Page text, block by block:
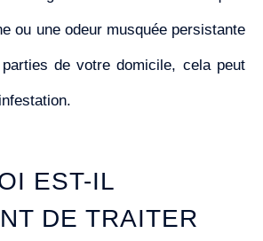
ou une odeur musquée persistante
de votre domicile, cela peut
EST-IL
DE TRAITER